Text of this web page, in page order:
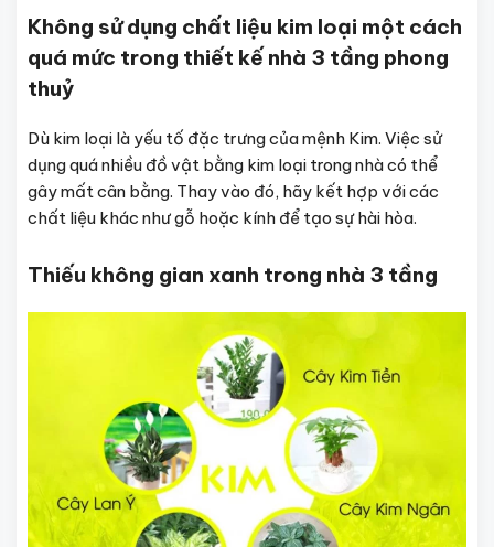
Không sử dụng chất liệu kim loại một cách
quá mức trong thiết kế nhà 3 tầng phong
thuỷ
Dù kim loại là yếu tố đặc trưng của mệnh Kim. Việc sử
dụng quá nhiều đồ vật bằng kim loại trong nhà có thể
gây mất cân bằng. Thay vào đó, hãy kết hợp với các
chất liệu khác như gỗ hoặc kính để tạo sự hài hòa.
Thiếu không gian xanh trong nhà 3 tầng